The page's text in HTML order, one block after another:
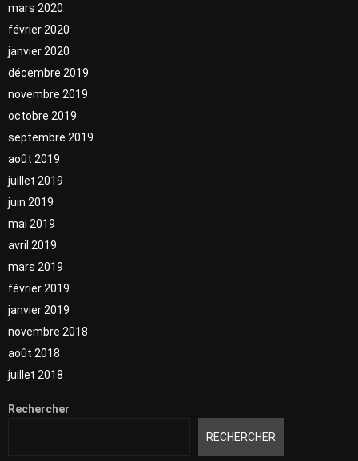
mars 2020
février 2020
janvier 2020
décembre 2019
novembre 2019
octobre 2019
septembre 2019
août 2019
juillet 2019
juin 2019
mai 2019
avril 2019
mars 2019
février 2019
janvier 2019
novembre 2018
août 2018
juillet 2018
Rechercher
RECHERCHER